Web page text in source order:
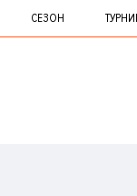
СЕЗОН